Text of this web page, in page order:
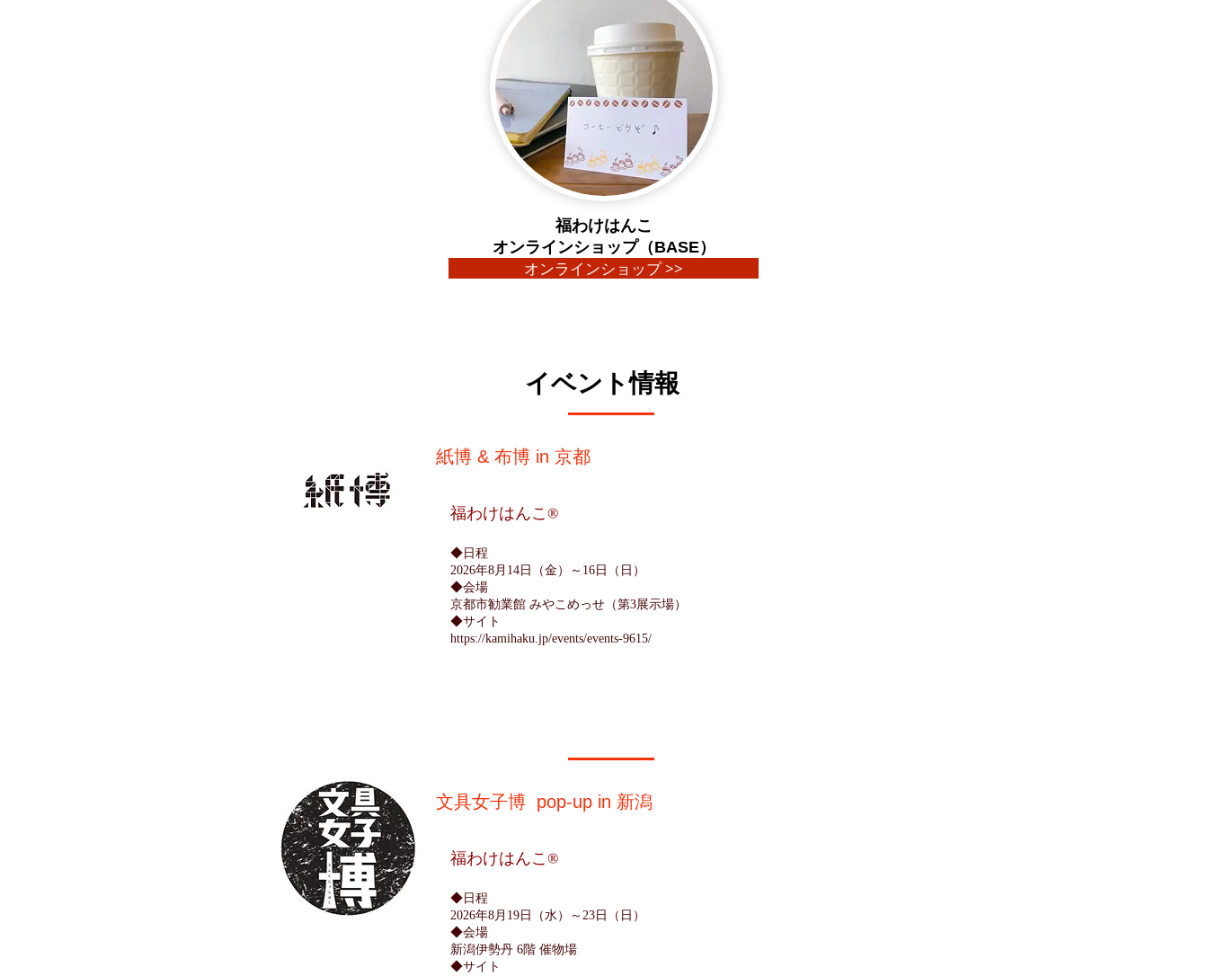
福わけはんこ
オンラインショップ（BASE）
オンラインショップ >>
イベント情報
紙博 & 布博 in 京都
​福わけはんこ®
◆日程
2026年8月14日（金）～16日（日）
​◆会場
京都市勧業館 みやこめっせ（第3展示場）
◆サイト
https://kamihaku.jp/events/events-9615/
文具女子博 pop-up in 新潟
​福わけはんこ®
◆日程
2026年8月19日（水）～23日（日）
​◆会場
新潟伊勢丹 6階 催物場
◆サイト